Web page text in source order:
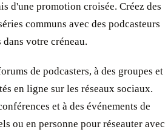
d'une promotion croisée. Créez des
communs avec des podcasteurs
votre créneau.
de podcasters, à des groupes et
en ligne sur les réseaux sociaux.
et à des événements de
ou en personne pour réseauter avec